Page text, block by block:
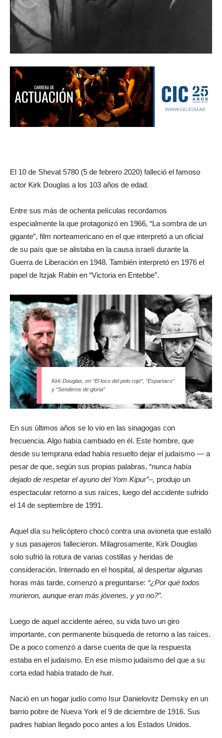
El 10 de Shevat 5780 (5 de febrero 2020) falleció el famoso
actor Kirk Douglas a los 103 años de edad.
Entre sus más de ochenta películas recordamos
especialmente la que protagonizó en 1966, “La sombra de un
gigante”, film norteamericano en el que interpretó a un oficial
de su país que se alistaba en la causa israelí durante la
Guerra de Liberación en 1948. También interpretó en 1976 el
papel de Itzjak Rabin en “Victoria en Entebbe”.
Kirk Douglas, en “El loco del pelo rojo”, “Espartaco”
y “Senderos de gloria”
En sus últimos años se lo vio en las sinagogas con
frecuencia. Algo había cambiado en él. Este hombre, que
desde su temprana edad había resuelto dejar el judaísmo — a
pesar de que, según sus propias palabras, “nunca había
dejado de respetar el ayuno del Yom Kipur”–, produjo un
espectacular retorno a sus raíces, luego del accidente sufrido
el 14 de septiembre de 1991.
Aquel día su helicóptero chocó contra una avioneta que estalló
y sus pasajeros fallecieron. Milagrosamente, Kirk Douglas
solo sufrió la rotura de varias costillas y heridas de
consideración. Internado en el hospital, al despertar algunas
horas más tarde, comenzó a preguntarse: “¿Por qué todos
murieron, aunque eran más jóvenes, y yo no?”.
Luego de aquel accidente aéreo, su vida tuvo un giro
importante, con permanente búsqueda de retorno a las raíces.
De a poco comenzó a darse cuenta de que la respuesta
estaba en el judaísmo. En ese mismo judaísmo del que a su
corta edad había tratado de huir.
Nació en un hogar judío como Isur Danielovitz Demsky en un
barrio pobre de Nueva York el 9 de diciembre de 1916. Sus
padres habían llegado poco antes a los Estados Unidos.